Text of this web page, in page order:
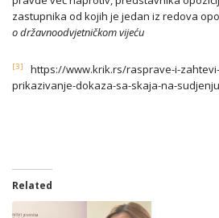
zastupnika od kojih je jedan iz redova
o državnoodvjetničkom vijeću
[3]
https://www.krik.rs/rasprave-i-
prikazivanje-dokaza-sa-skaja-na-
Related